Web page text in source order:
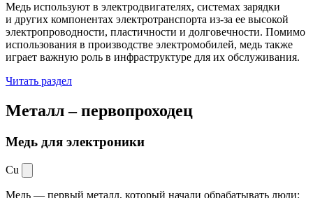
Медь используют в электродвигателях, системах зарядки
и других компонентах электротранспорта из-за ее высокой
электропроводности, пластичности и долговечности. Помимо
использования в производстве электромобилей, медь также
играет важную роль в инфраструктуре для их обслуживания.
Читать раздел
Металл –первопроходец
Медь для электроники
Cu
Медь — первый металл, который начали обрабатывать люди: